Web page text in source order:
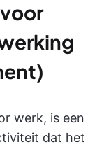
werk, is een
dat het